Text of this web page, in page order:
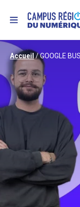
MENU
Accueil /GOOGLE